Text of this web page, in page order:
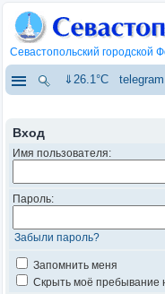
Севастопольский городской
⇓26.1°C telegram
Вход
Имя пользователя:
Пароль:
Забыли пароль?
Запомнить меня
Скрыть моё пребывание